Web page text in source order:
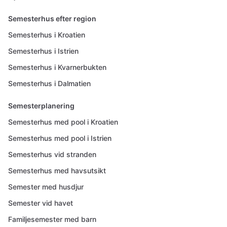
Semesterhus efter region
Semesterhus i Kroatien
Semesterhus i Istrien
Semesterhus i Kvarnerbukten
Semesterhus i Dalmatien
Semesterplanering
Semesterhus med pool i Kroatien
Semesterhus med pool i Istrien
Semesterhus vid stranden
Semesterhus med havsutsikt
Semester med husdjur
Semester vid havet
Familjesemester med barn